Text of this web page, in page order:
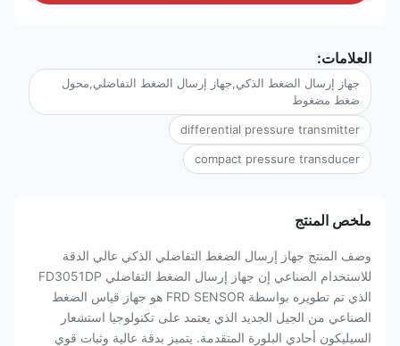
العلامات:
جهاز إرسال الضغط الذكي,جهاز إرسال الضغط التفاضلي,محول
ضغط مضغوط
differential pressure transmitter
compact pressure transducer
ملخص المنتج
وصف المنتج جهاز إرسال الضغط التفاضلي الذكي عالي الدقة
للاستخدام الصناعي إن جهاز إرسال الضغط التفاضلي FD3051DP
الذي تم تطويره بواسطة FRD SENSOR هو جهاز قياس الضغط
الصناعي من الجيل الجديد الذي يعتمد على تكنولوجيا استشعار
السيليكون أحادي البلورة المتقدمة. يتميز بدقة عالية وثبات قوي